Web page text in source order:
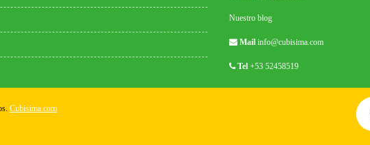
Nuestro blog
Mail info@cubisima.com
Tel +53 52458519
Cubisima.com